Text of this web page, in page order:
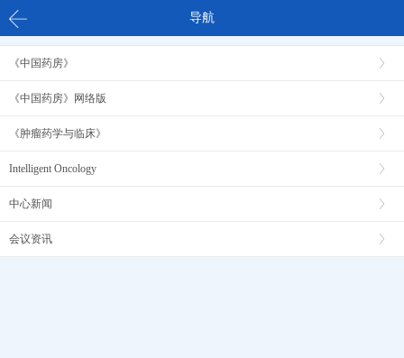
导航
《中国药房》
《中国药房》网络版
《肿瘤药学与临床》
Intelligent Oncology
中心新闻
会议资讯